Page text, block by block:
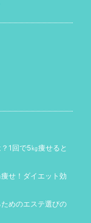
1回で5㎏痩せると
せ！ダイエット効
めのエステ選びの